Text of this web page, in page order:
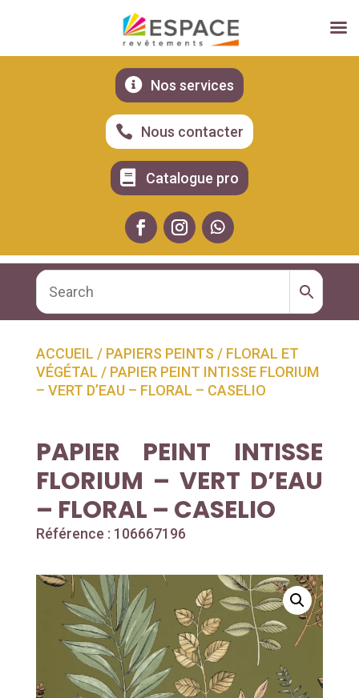
 Nos services
 Nous contacter
 Catalogue pro
ACCUEIL / PAPIERS PEINTS / FLORAL ET
VÉGÉTAL / PAPIER PEINT INTISSE FLORIUM
– VERT D’EAU – FLORAL – CASELIO
PAPIER PEINT INTISSE
FLORIUM – VERT D’EAU
– FLORAL – CASELIO
Référence : 106667196